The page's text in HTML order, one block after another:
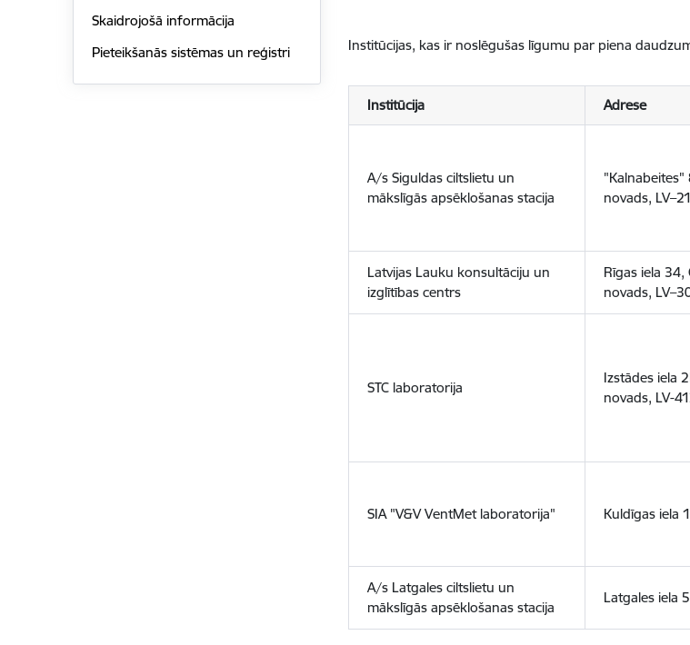
Skaidrojošā informācija
Pieteikšanās sistēmas un reģistri
Institūcijas, kas ir noslēgušas līgumu par piena
Institūcija Adrese
A/s Siguldas ciltslietu un
mākslīgās apsēklošanas stacija
"Kalnabeites"
novads,
Latvijas Lauku konsultāciju un
izglītības centrs
Rīgas iela
novads,
STC laboratorija
Izstādes iela
novads, LV-
SIA "V&V VentMet laboratorija" Kuldīgas iela
A/s Latgales ciltslietu un
mākslīgās apsēklošanas stacija
Latgales iela